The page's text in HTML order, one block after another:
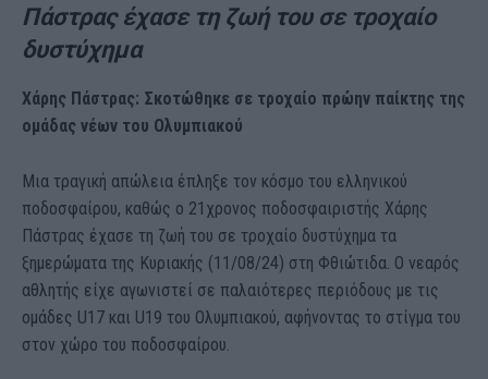
Πάστρας έχασε τη ζωή του σε τροχαίο
δυστύχημα
Χάρης Πάστρας: Σκοτώθηκε σε τροχαίο πρώην παίκτης της
ομάδας νέων του Ολυμπιακού
Μια τραγική απώλεια έπληξε τον κόσμο του ελληνικού
ποδοσφαίρου, καθώς ο 21χρονος ποδοσφαιριστής Χάρης
Πάστρας έχασε τη ζωή του σε τροχαίο δυστύχημα τα
ξημερώματα της Κυριακής (11/08/24) στη Φθιώτιδα. Ο νεαρός
αθλητής είχε αγωνιστεί σε παλαιότερες περιόδους με τις
ομάδες U17 και U19 του Ολυμπιακού, αφήνοντας το στίγμα του
στον χώρο του ποδοσφαίρου.